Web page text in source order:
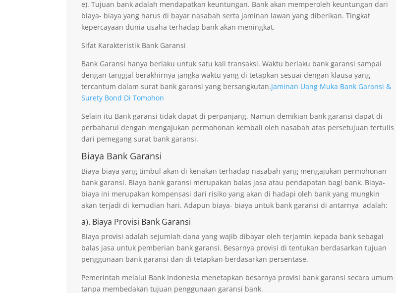
e). Tujuan bank adalah mendapatkan keuntungan. Bank akan memperoleh keuntungan dari
biaya- biaya yang harus di bayar nasabah serta jaminan lawan yang diberikan. Tingkat
kepercayaan dunia usaha terhadap bank akan meningkat.
Sifat Karakteristik Bank Garansi
Bank Garansi hanya berlaku untuk satu kali transaksi. Waktu berlaku bank garansi sampai
dengan tanggal berakhirnya jangka waktu yang di tetapkan sesuai dengan klausa yang
tercantum dalam surat bank garansi yang bersangkutan.Jaminan Uang Muka Bank Garansi &
Surety Bond Di Tomohon
Selain itu Bank garansi tidak dapat di perpanjang. Namun demikian bank garansi dapat di
perbaharui dengan mengajukan permohonan kembali oleh nasabah atas persetujuan tertulis
dari pemegang surat bank garansi.
Biaya Bank Garansi
Biaya-biaya yang timbul akan di kenakan terhadap nasabah yang mengajukan permohonan
bank garansi. Biaya bank garansi merupakan balas jasa atau pendapatan bagi bank. Biaya-
biaya ini merupakan kompensasi dari risiko yang akan di hadapi oleh bank yang mungkin
akan terjadi di kemudian hari. Adapun biaya- biaya untuk bank garansi di antarnya adalah:
a). Biaya Provisi Bank Garansi
Biaya provisi adalah sejumlah dana yang wajib dibayar oleh terjamin kepada bank sebagai
balas jasa untuk pemberian bank garansi. Besarnya provisi di tentukan berdasarkan tujuan
penggunaan bank garansi dan di tetapkan berdasarkan persentase.
Pemerintah melalui Bank Indonesia menetapkan besarnya provisi bank garansi secara umum
tanpa membedakan tujuan penggunaan garansi bank.